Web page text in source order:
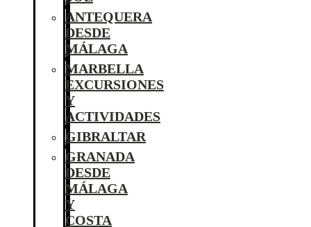
ANTEQUERA
DESDE
MÁLAGA
MARBELLA
EXCURSIONES
Y
ACTIVIDADES
GIBRALTAR
GRANADA
DESDE
MÁLAGA
Y
COSTA